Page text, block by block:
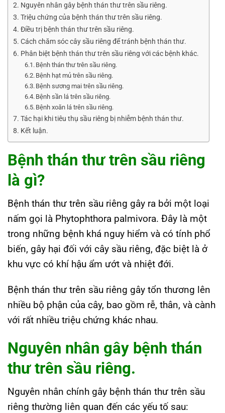
Nguyên nhân gây bệnh thán thư trên sầu riêng.
Triệu chứng của bệnh thán thư trên sầu riêng.
Điều trị bệnh thán thư trên sầu riêng.
Cách chăm sóc cây sầu riêng để tránh bệnh thán thư.
Phân biệt bệnh thán thư trên sầu riêng với các bệnh khác.
Bệnh thán thư trên sầu riêng.
Bệnh hạt mủ trên sầu riêng.
Bệnh sương mai trên sầu riêng.
Bệnh sần lá trên sầu riêng.
Bệnh xoăn lá trên sầu riêng.
Tác hại khi tiêu thụ sầu riêng bị nhiễm bệnh thán thư.
Kết luận.
Bệnh thán thư trên sầu riêng
là gì?
Bệnh thán thư trên sầu riêng gây ra bởi một loại
nấm gọi là Phytophthora palmivora. Đây là một
trong những bệnh khá nguy hiểm và có tính phổ
biến, gây hại đối với cây sầu riêng, đặc biệt là ở
khu vực có khí hậu ẩm ướt và nhiệt đới.
Bệnh thán thư trên sầu riêng gây tổn thương lên
nhiều bộ phận của cây, bao gồm rễ, thân, và cành
với rất nhiều triệu chứng khác nhau.
Nguyên nhân gây bệnh thán
thư trên sầu riêng.
Nguyên nhân chính gây bệnh thán thư trên sầu
riêng thường liên quan đến các yếu tố sau: